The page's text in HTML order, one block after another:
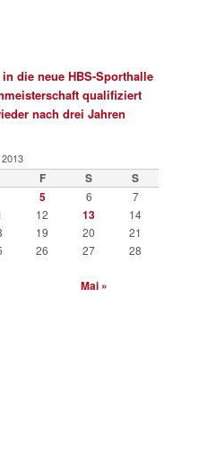
die neue HBS-Sporthalle
qualifiziert
nach drei Jahren
F S S
5 6
7
12 13
14
19 20
21
26 27 28
Mai »